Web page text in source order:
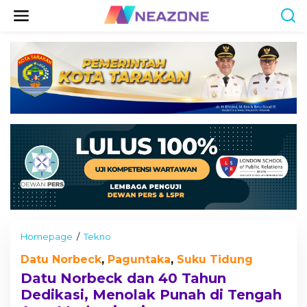
Homepage / Tekno
t
u
N
o
Datu Norbeck, Paguntaka, Suku Tidung
Datu Norbeck dan 40 Tahun
Dedikasi, Menolak Punah di Tengah